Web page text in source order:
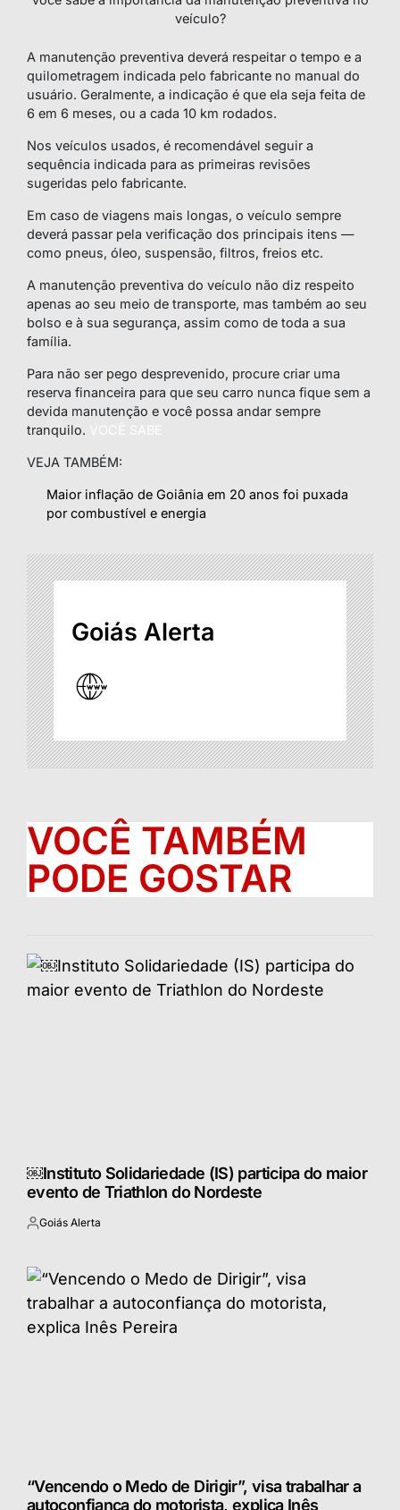
veículo?
A manutenção preventiva deverá respeitar o tempo e a
quilometragem indicada pelo fabricante no manual do
usuário. Geralmente, a indicação é que ela seja feita de
6 em 6 meses, ou a cada 10 km rodados.
Nos veículos usados, é recomendável seguir a
sequência indicada para as primeiras revisões
sugeridas pelo fabricante.
Em caso de viagens mais longas, o veículo sempre
deverá passar pela verificação dos principais itens —
como pneus, óleo, suspensão, filtros, freios etc.
A manutenção preventiva do veículo não diz respeito
apenas ao seu meio de transporte, mas também ao seu
bolso e à sua segurança, assim como de toda a sua
família.
Para não ser pego desprevenido, procure criar uma
reserva financeira para que seu carro nunca fique sem a
devida manutenção e você possa andar sempre
tranquilo.
VEJA TAMBÉM:
Maior inflação de Goiânia em 20 anos foi puxada
por combustível e energia
Goiás Alerta
VOCÊ TAMBÉM
PODE GOSTAR
￼Instituto Solidariedade (IS) participa do maior
evento de Triathlon do Nordeste
Postado
Goiás Alerta
“Vencendo o Medo de Dirigir”, visa trabalhar a
autoconfiança do motorista, explica Inês